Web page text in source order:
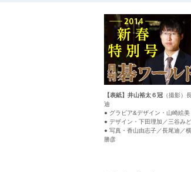
【表紙】井山裕太６冠 （撮影）
迪
● グラビア&デザイン・山崎絵
● デザイン・下田理加／三谷み
● 写真・香山由志子／長尾迪／
勝彦